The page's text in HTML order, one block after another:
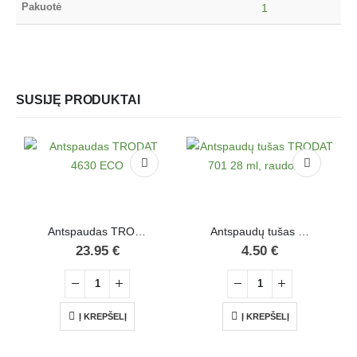
Pakuotė 1
SUSIJĘ PRODUKTAI
Antspaudas TRODAT 4630 ECO
23.95 €
Į KREPŠELĮ
Antspaudų tušas TRODAT 701 28 ml, raudonas
4.50 €
Į KREPŠELĮ